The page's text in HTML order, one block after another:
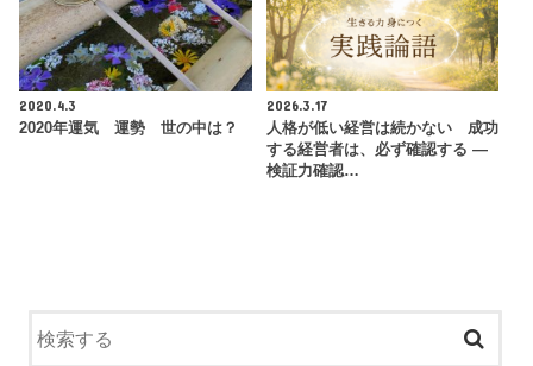
2020.4.3
2020年運気 運勢 世の中は？
2026.3.17
人格が低い経営は続かない 成功
する経営者は、必ず確認する ―
検証力確認…